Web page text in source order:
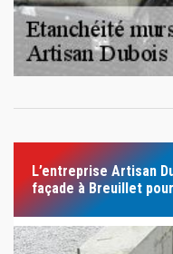
L’entreprise Artisan
façade à Breuillet